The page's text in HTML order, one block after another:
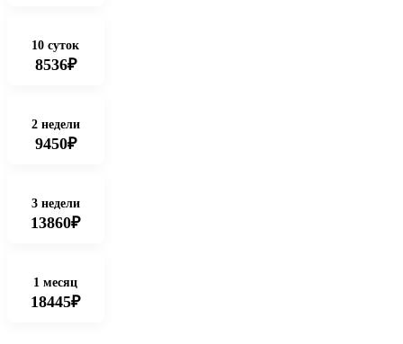
10 суток
8536₽
2 недели
9450₽
3 недели
13860₽
1 месяц
18445₽